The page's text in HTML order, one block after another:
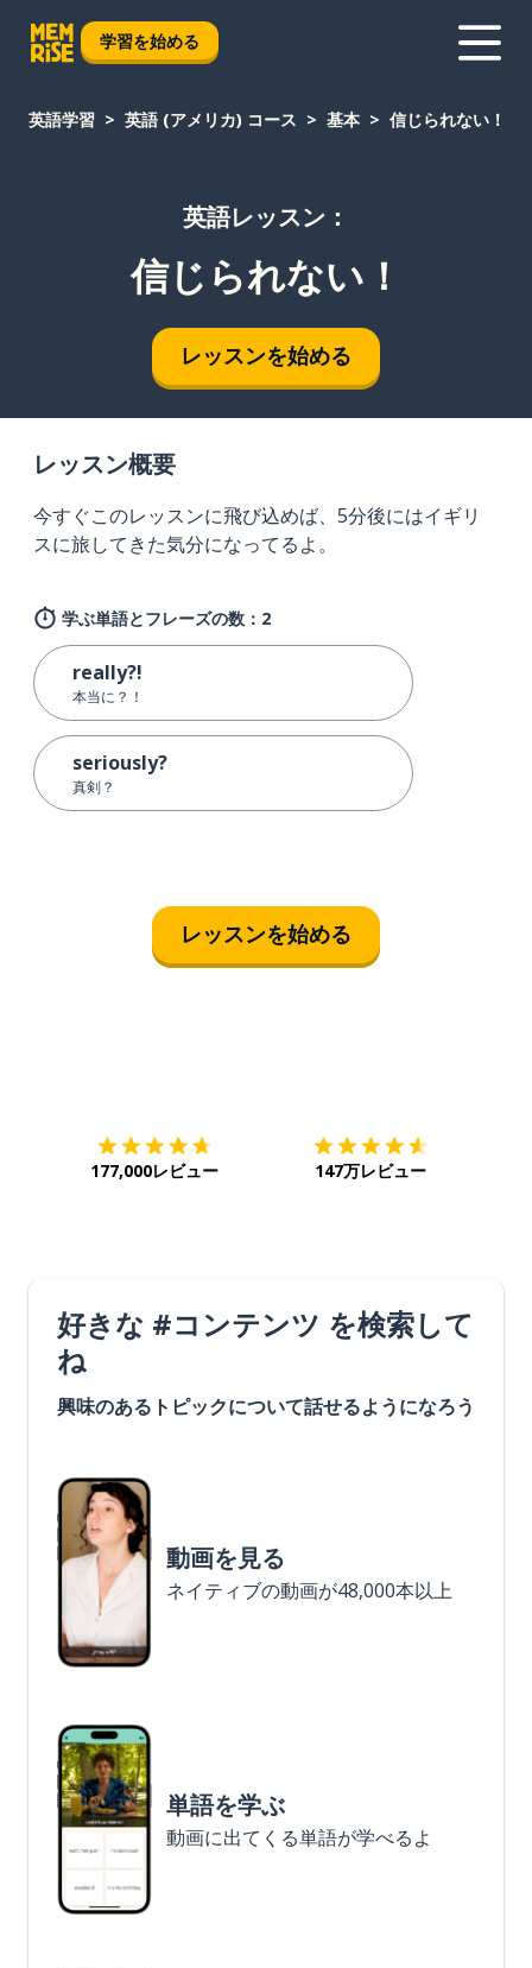
学習を始める
英語学習 英語 (アメリカ) コース 基本 信じられない！
英語レッスン：
信じられない！
レッスンを始める
レッスン概要
今すぐこのレッスンに飛び込めば、5分後にはイギリ
スに旅してきた気分になってるよ。
学ぶ単語とフレーズの数：2
really?!
本当に？！
seriously?
真剣？
レッスンを始める
177,000レビュー 147万レビュー
好きな #コンテンツ を検索して
ね
興味のあるトピックについて話せるようになろう
動画を見る
ネイティブの動画が48,000本以上
単語を学ぶ
動画に出てくる単語が学べるよ